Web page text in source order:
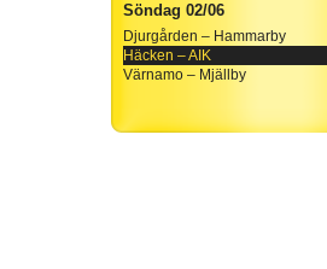
Söndag 02/06
Djurgården – Hammarby
Häcken – AIK
Värnamo – Mjällby